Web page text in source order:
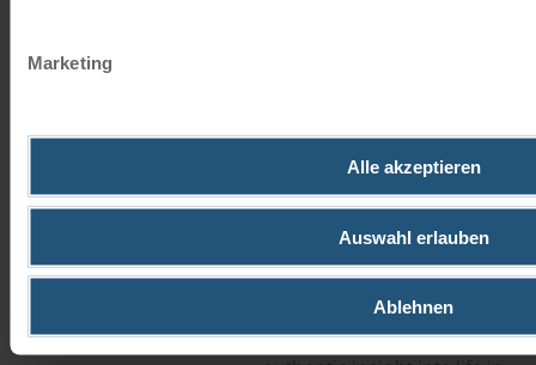
Marketing
Alle akzeptieren
Auswahl erlauben
Ablehnen